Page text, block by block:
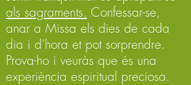
als sagraments. Confessar-se,
anar a Missa els dies de cada
dia i d'hora et pot sorprendre.
Prova-ho i veuràs que és una
experiència espiritual preciosa.